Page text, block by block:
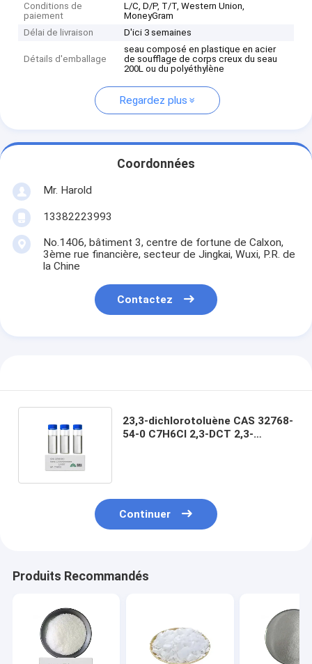
Conditions de
paiement
L/C, D/P, T/T, Western Union,
MoneyGram
Délai de livraison
D'ici 3 semaines
Détails d'emballage
seau composé en plastique en acier
de soufflage de corps creux du seau
200L ou du polyéthylène
Regardez plus
Coordonnées
Mr. Harold
13382223993
No.1406, bâtiment 3, centre de fortune de Calxon,
3ème rue financière, secteur de Jingkai, Wuxi, P.R. de
la Chine
Contactez
23,3-dichlorotoluène CAS 32768-
54-0 C7H6Cl 2,3-DCT 2,3-
Continuer
Produits Recommandés